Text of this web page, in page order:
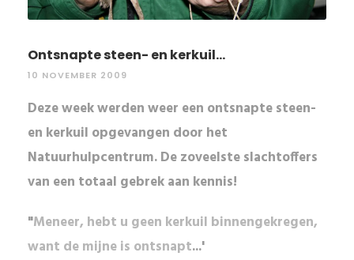
Ontsnapte steen- en kerkuil...
10 NOVEMBER 2009
Deze week werden weer een ontsnapte steen-
en kerkuil opgevangen door het
Natuurhulpcentrum. De zoveelste slachtoffers
van een totaal gebrek aan kennis!
"Meneer, hebt u geen kerkuil binnengekregen,
want de mijne is ontsnapt...'